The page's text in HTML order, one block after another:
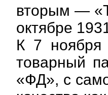
вторым —
октябре
К 7 ноября
товарный
«ФД», с